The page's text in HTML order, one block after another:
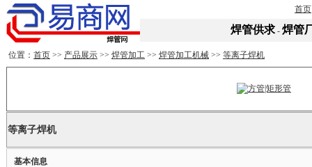
首页
焊管供求- 焊管
位置： 首页 >> 产品展示 >> 焊管加工 >> 焊管加工机械 >> 等离子焊机
等离子焊机
基本信息